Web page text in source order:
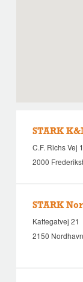
STARK
C.F. Richs Vej
2000
STARK
Kattegatvej 21
2150 Nordhavn